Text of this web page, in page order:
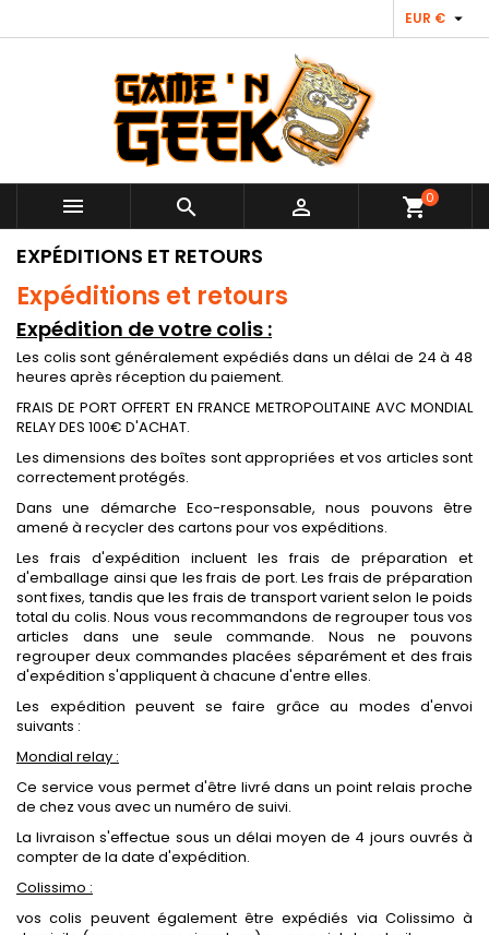
EUR € 
   shopping_cart0
EXPÉDITIONS ET RETOURS
Expéditions et retours
Expédition de votre colis :
Les colis sont généralement expédiés dans un délai de 24 à 48
heures après réception du paiement.
FRAIS DE PORT OFFERT EN FRANCE METROPOLITAINE AVC MONDIAL
RELAY DES 100€ D'ACHAT.
Les dimensions des boîtes sont appropriées et vos articles sont
correctement protégés.
Dans une démarche Eco-responsable, nous pouvons être
amené à recycler des cartons pour vos expéditions.
Les frais d'expédition incluent les frais de préparation et
d'emballage ainsi que les frais de port. Les frais de préparation
sont fixes, tandis que les frais de transport varient selon le poids
total du colis. Nous vous recommandons de regrouper tous vos
articles dans une seule commande. Nous ne pouvons
regrouper deux commandes placées séparément et des frais
d'expédition s'appliquent à chacune d'entre elles.
Les expédition peuvent se faire grâce au modes d'envoi
suivants :
Mondial relay :
Ce service vous permet d'être livré dans un point relais proche
de chez vous avec un numéro de suivi.
La livraison s'effectue sous un délai moyen de 4 jours ouvrés à
compter de la date d'expédition.
Colissimo :
vos colis peuvent également être expédiés via Colissimo à